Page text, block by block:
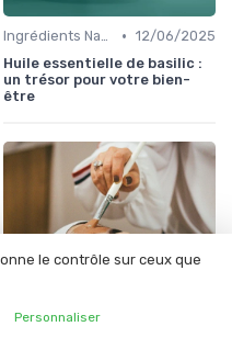
Ingrédients Naturels et Leurs Propriétés • 12/06/2025
Huile essentielle de basilic :
un trésor pour votre bien-
être
le contrôle sur ceux que
Personnaliser